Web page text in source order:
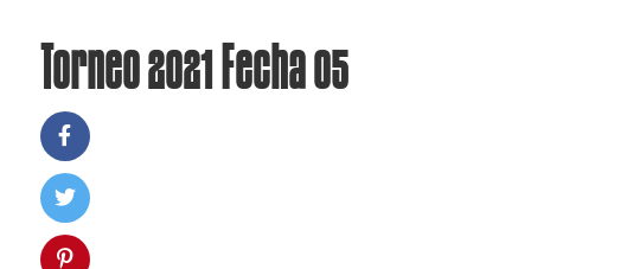
Torneo 2021 Fecha 05